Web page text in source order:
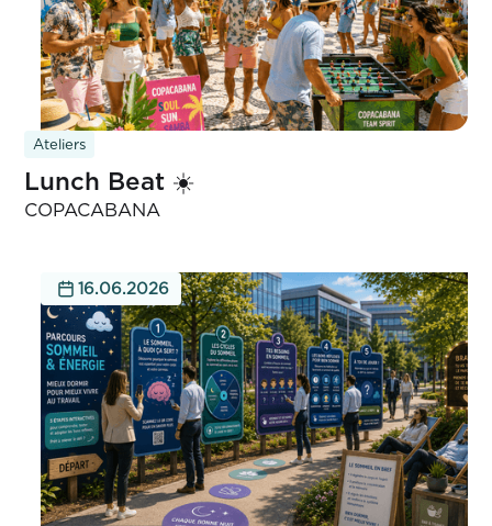
Ateliers
Lunch Beat ☀️
COPACABANA
16.06.2026